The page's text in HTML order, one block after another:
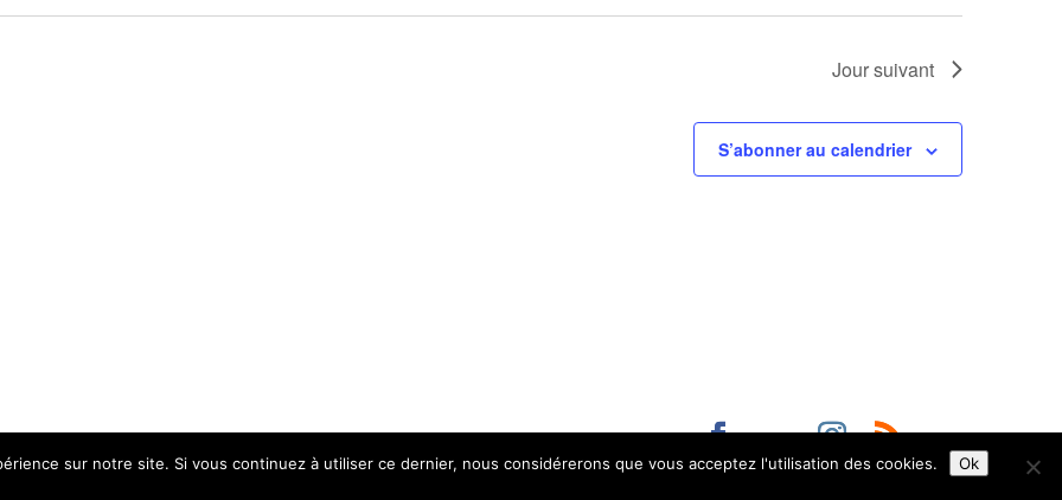
Jour suivant
S’abonner au calendrier
légales| Accessibilité non conforme (refonte en cours) |© 2026Mairie d'AurillacTous droits réservés
sur notre site. Si vous continuez à utiliser ce dernier, nous considérerons que vous acceptez l'utilisation des cookies. Ok